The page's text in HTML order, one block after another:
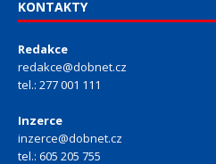
KONTAKTY
Redakce
redakce@dobnet.cz
tel.: 277 001 111
Inzerce
inzerce@dobnet.cz
tel.: 605 205 755